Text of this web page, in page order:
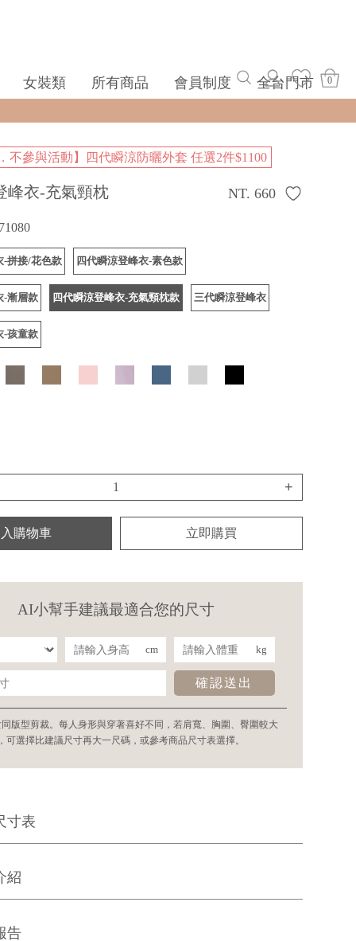
女裝類 所有商品 會員制度 全台門市 0
不參與活動】四代瞬涼防曬外套 任選2件$1100
峰衣-充氣頸枕
NT. 660
-拼接/花色款 四代瞬涼登峰衣-素色款
-漸層款 四代瞬涼登峰衣-充氣頸枕款 三代瞬涼登峰衣
-孩童款
+
購物車 立即購買
AI小幫手建議最適合您的尺寸
cm kg
確認送出
版型剪裁。每人身形與穿著喜好不同，若肩寬、胸圍、臀圍較大
可選擇比建議尺寸再大一尺碼，或參考商品尺寸表選擇。
寸表
紹
告